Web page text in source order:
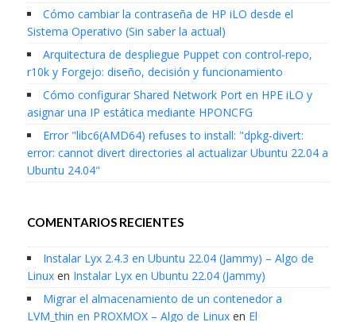
Cómo cambiar la contraseña de HP iLO desde el
Sistema Operativo (Sin saber la actual)
Arquitectura de despliegue Puppet con control-repo,
r10k y Forgejo: diseño, decisión y funcionamiento
Cómo configurar Shared Network Port en HPE iLO y
asignar una IP estática mediante HPONCFG
Error "libc6(AMD64) refuses to install: "dpkg-divert:
error: cannot divert directories al actualizar Ubuntu 22.04 a
Ubuntu 24.04"
COMENTARIOS RECIENTES
Instalar Lyx 2.4.3 en Ubuntu 22.04 (Jammy) – Algo de
Linuxen Instalar Lyx en Ubuntu 22.04 (Jammy)
Migrar el almacenamiento de un contenedor a
LVM_thin en PROXMOX – Algo de Linuxen El